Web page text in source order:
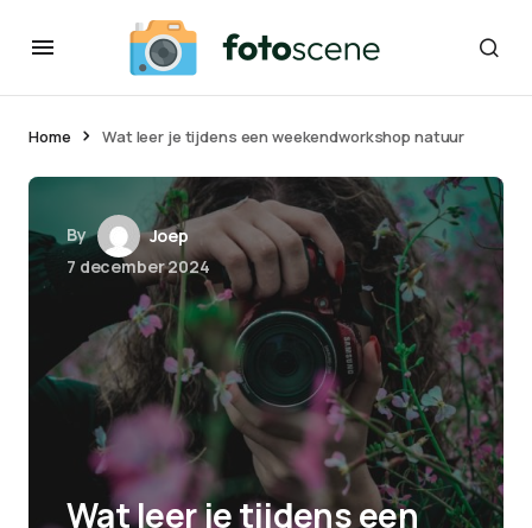
Home Wat leer je tijdens een weekendworkshop natuur
By
Joep
7 december 2024
Wat leer je tijdens een